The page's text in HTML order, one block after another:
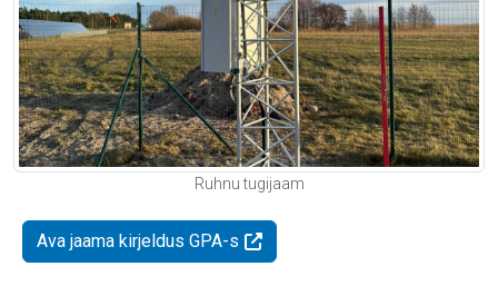
Ruhnu tugijaam
Ava jaama kirjeldus GPA-s